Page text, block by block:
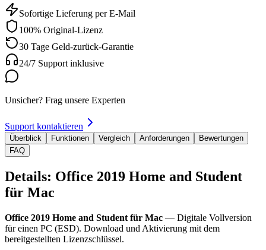
Sofortige Lieferung per E-Mail
100% Original-Lizenz
30 Tage Geld-zurück-Garantie
24/7 Support inklusive
Unsicher? Frag unsere Experten
Support kontaktieren
Überblick Funktionen Vergleich Anforderungen
Bewertungen
FAQ
Details: Office 2019 Home and Student
für Mac
Office 2019 Home and Student für Mac — Digitale Vollversion
für einen PC (ESD). Download und Aktivierung mit dem
bereitgestellten Lizenzschlüssel.